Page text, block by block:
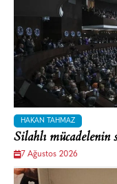
HAKAN TAHMAZ
Silahlı mücadelenin
7 Ağustos 2026